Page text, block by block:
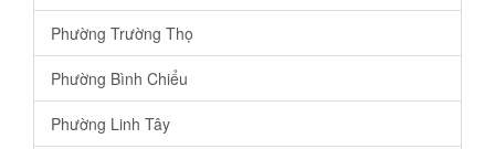
Phường Trường Thọ
Phường Bình Chiểu
Phường Linh Tây